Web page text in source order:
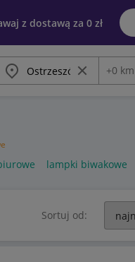
z dostawą za 0 zł
Miasto Wyczyść frazę
+0 km
lampki biwakowe
Sortuj od: